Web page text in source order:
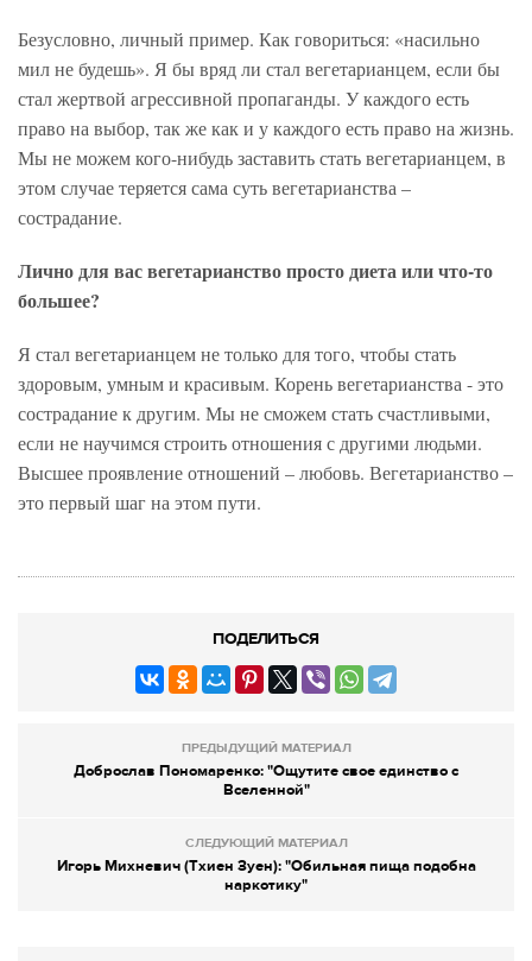
Безусловно, личный пример. Как говориться: «насильно
мил не будешь». Я бы вряд ли стал вегетарианцем, если бы
стал жертвой агрессивной пропаганды. У каждого есть
право на выбор, так же как и у каждого есть право на жизнь.
Мы не можем кого-нибудь заставить стать вегетарианцем, в
этом случае теряется сама суть вегетарианства –
сострадание.
Лично для вас вегетарианство просто диета или что-то
большее?
Я стал вегетарианцем не только для того, чтобы стать
здоровым, умным и красивым. Корень вегетарианства - это
сострадание к другим. Мы не сможем стать счастливыми,
если не научимся строить отношения с другими людьми.
Высшее проявление отношений – любовь. Вегетарианство –
это первый шаг на этом пути.
ПОДЕЛИТЬСЯ
ПРЕДЫДУЩИЙ МАТЕРИАЛ
Доброслав Пономаренко: "Ощутите свое единство с
Вселенной"
СЛЕДУЮЩИЙ МАТЕРИАЛ
Игорь Михневич (Тхиен Зуен): "Обильная пища подобна
наркотику"